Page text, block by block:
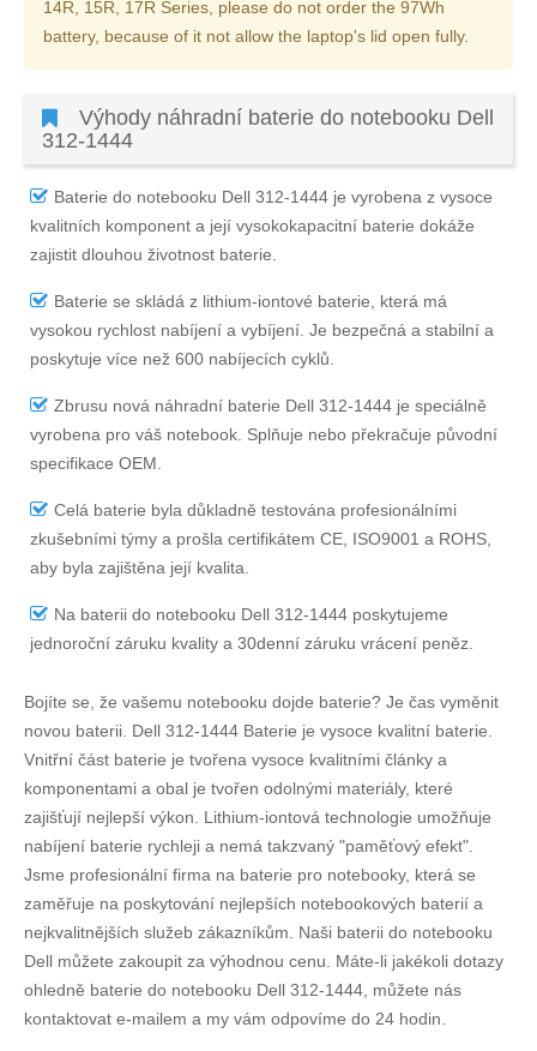
14R, 15R, 17R Series, please do not order the 97Wh
battery, because of it not allow the laptop's lid open fully.
Výhody náhradní baterie do notebooku Dell
312-1444
Baterie do notebooku Dell 312-1444 je vyrobena z vysoce
kvalitních komponent a její vysokokapacitní baterie dokáže
zajistit dlouhou životnost baterie.
Baterie se skládá z lithium-iontové baterie, která má
vysokou rychlost nabíjení a vybíjení. Je bezpečná a stabilní a
poskytuje více než 600 nabíjecích cyklů.
Zbrusu nová náhradní baterie Dell 312-1444 je speciálně
vyrobena pro váš notebook. Splňuje nebo překračuje původní
specifikace OEM.
Celá baterie byla důkladně testována profesionálními
zkušebními týmy a prošla certifikátem CE, ISO9001 a ROHS,
aby byla zajištěna její kvalita.
Na baterii do notebooku Dell 312-1444 poskytujeme
jednoroční záruku kvality a 30denní záruku vrácení peněz.
Bojíte se, že vašemu notebooku dojde baterie? Je čas vyměnit
novou baterii. Dell 312-1444 Baterie je vysoce kvalitní baterie.
Vnitřní část baterie je tvořena vysoce kvalitními články a
komponentami a obal je tvořen odolnými materiály, které
zajišťují nejlepší výkon. Lithium-iontová technologie umožňuje
nabíjení baterie rychleji a nemá takzvaný "paměťový efekt".
Jsme profesionální firma na baterie pro notebooky, která se
zaměřuje na poskytování nejlepších notebookových baterií a
nejkvalitnějších služeb zákazníkům. Naši baterii do notebooku
Dell můžete zakoupit za výhodnou cenu. Máte-li jakékoli dotazy
ohledně baterie do notebooku Dell 312-1444 , můžete nás
kontaktovat e-mailem a my vám odpovíme do 24 hodin.